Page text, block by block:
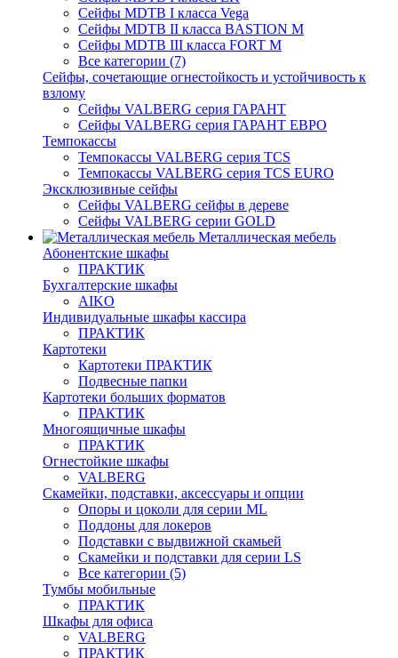
Сейфы MDTB I класса Vega
Сейфы MDTB II класса BASTION M
Сейфы MDTB III класса FORT M
Все категории (7)
Сейфы, сочетающие огнестойкость и устойчивость к
взлому
Сейфы VALBERG серия ГАРАНТ
Сейфы VALBERG серия ГАРАНТ ЕВРО
Темпокассы
Темпокассы VALBERG серия TCS
Темпокассы VALBERG серия TCS EURO
Эксклюзивные сейфы
Сейфы VALBERG сейфы в дереве
Сейфы VALBERG серии GOLD
Металлическая мебель
Абонентские шкафы
ПРАКТИК
Бухгалтерские шкафы
AIKO
Индивидуальные шкафы кассира
ПРАКТИК
Картотеки
Картотеки ПРАКТИК
Подвесные папки
Картотеки больших форматов
ПРАКТИК
Многоящичные шкафы
ПРАКТИК
Огнестойкие шкафы
VALBERG
Скамейки, подставки, аксессуары и опции
Опоры и цоколи для серии ML
Поддоны для локеров
Подставки с выдвижной скамьей
Скамейки и подставки для серии LS
Все категории (5)
Тумбы мобильные
ПРАКТИК
Шкафы для офиса
VALBERG
ПРАКТИК